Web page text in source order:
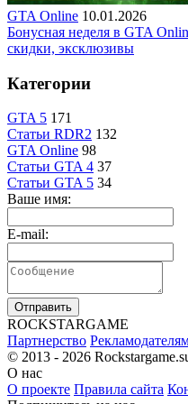
GTA Online 10.01.2026
Бонусная неделя в GTA
скидки, эксклюзивы
Категории
GTA 5 171
Статьи RDR2 132
GTA Online 98
Статьи GTA 4 37
Статьи GTA 5 34
Ваше имя:
E-mail:
Отправить
ROCKSTARGAME
Партнерство
© 2013 - 2026
О нас
О проекте Правила сайта